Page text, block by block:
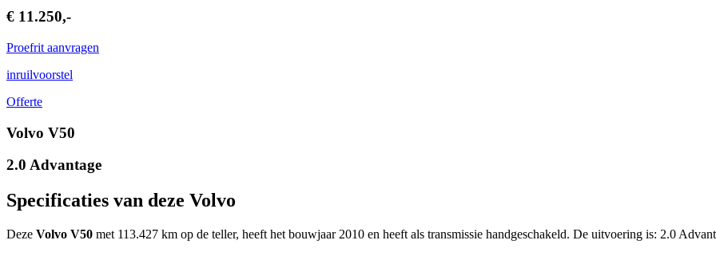
€ 11.250,-
Proefrit aanvragen
inruilvoorstel
Offerte
Volvo V50
2.0 Advantage
Specificaties van deze Volvo
Deze Volvo V50 met 113.427 km op de teller, heeft het bouwjaar 2010 en heeft als transmissie handgeschakeld. De uitvoering is: 2.0